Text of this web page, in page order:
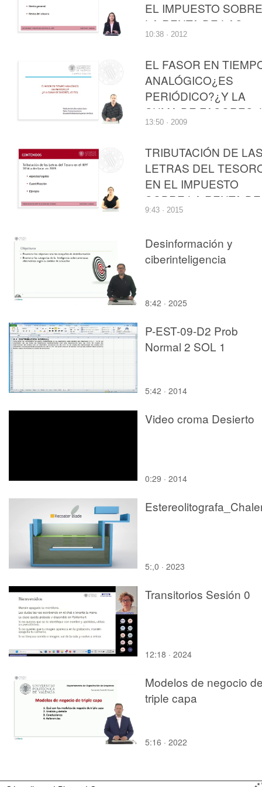
EL IMPUESTO SOBRE
LA RENTA DE LAS
PERSONAS FÍSICAS
10:38 · 2012
EL FASOR EN
ANALÓGICO¿ES
PERIÓDICO?¿Y LA
SUMA DE FASORES,
ES?
13:50 · 2009
TRIBUTACIÓN DE
LETRAS DEL
EN EL IMPUESTO
SOBRE LA RENTA DE
LAS PERSONAS
9:43 · 2015
Desinformación y
ciberinteligencia
8:42 · 2025
P-EST-09-D2 Prob
Normal 2 SOL 1
5:42 · 2014
Video croma Desierto
0:29 · 2014
5:,0 · 2023
Transitorios Sesión 0
12:18 · 2024
Modelos de negocio
triple capa
5:16 · 2022